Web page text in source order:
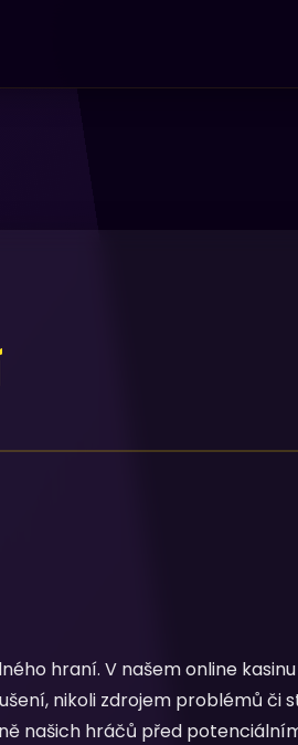
hraní. V našem online
nikoli zdrojem problémů či
našich hráčů před